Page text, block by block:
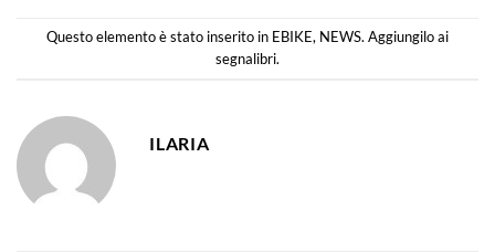
Questo elemento è stato inserito in EBIKE, NEWS. Aggiungilo ai
segnalibri.
ILARIA